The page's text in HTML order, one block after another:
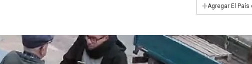
+Agregar El País